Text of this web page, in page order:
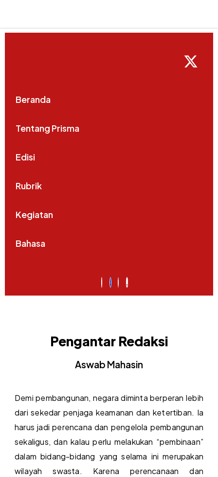
Beranda
Tentang Prisma
Edisi
Rubrik
Kegiatan
Bahasa
Pengantar Redaksi
Aswab Mahasin
Demi pembangunan, negara diminta berperan lebih
dari sekedar penjaga keamanan dan ketertiban. Ia
harus jadi perencana dan pengelola pembangunan
sekaligus, dan kalau perlu melakukan “pembinaan”
dalam bidang-bidang yang selama ini merupakan
wilayah swasta. Karena perencanaan dan